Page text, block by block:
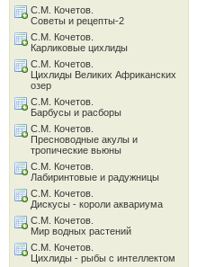
С.М. Кочетов.
Советы и рецепты-2
С.М. Кочетов.
Карликовые цихлиды
С.М. Кочетов.
Цихлиды Великих Африканских
озер
С.М. Кочетов.
Барбусы и расборы
С.М. Кочетов.
Пресноводные акулы и
тропические вьюны
С.М. Кочетов.
Лабиринтовые и радужницы
С.М. Кочетов.
Дискусы - короли аквариума
С.М. Кочетов.
Мир водных растений
С.М. Кочетов.
Цихлиды - рыбы с интеллектом